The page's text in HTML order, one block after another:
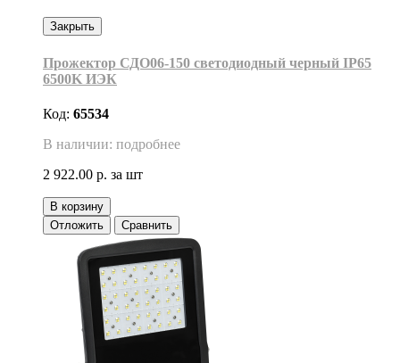
Закрыть
Прожектор СДО06-150 светодиодный черный IP65
6500K ИЭК
Код: 65534
В наличии: подробнее
2 922.00 р. за шт
В корзину
Отложить
Сравнить